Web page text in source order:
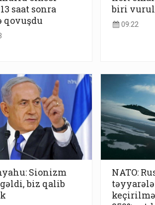
saat sonra
qovuşdu
biri
09:22
Sionizm
biz qalib
NATO: